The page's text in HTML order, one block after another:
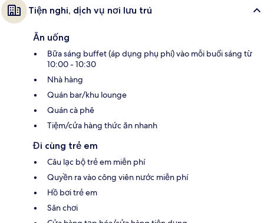
Tiện nghi, dịch vụ nơi lưu trú
Ăn uống
Bữa sáng buffet (áp dụng phụ phí) vào mỗi buổi sáng từ
10:00 - 10:30
Nhà hàng
Quán bar/khu lounge
Quán cà phê
Tiệm/cửa hàng thức ăn nhanh
Đi cùng trẻ em
Câu lạc bộ trẻ em miễn phí
Quyền ra vào công viên nước miễn phí
Hồ bơi trẻ em
Sân chơi